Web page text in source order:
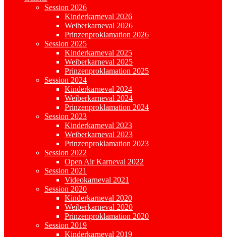
Session 2026
Kinderkarneval 2026
Weiberkarneval 2026
Prinzenproklamation 2026
Session 2025
Kinderkarneval 2025
Weiberkarneval 2025
Prinzenproklamation 2025
Session 2024
Kinderkarneval 2024
Weiberkarneval 2024
Prinzenproklamation 2024
Session 2023
Kinderkarneval 2023
Weiberkarneval 2023
Prinzenproklamation 2023
Session 2022
Open Air Karneval 2022
Session 2021
Videokarneval 2021
Session 2020
Kinderkarneval 2020
Weiberkarneval 2020
Prinzenproklamation 2020
Session 2019
Kinderkarneval 2019